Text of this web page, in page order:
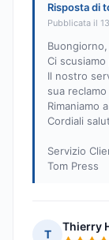
Risposta di
Pubblicata il
Buongiorno,
Ci
Il nostro
sua
Rimaniamo
Cordiali
Servizio
Tom Press
T
Thierry